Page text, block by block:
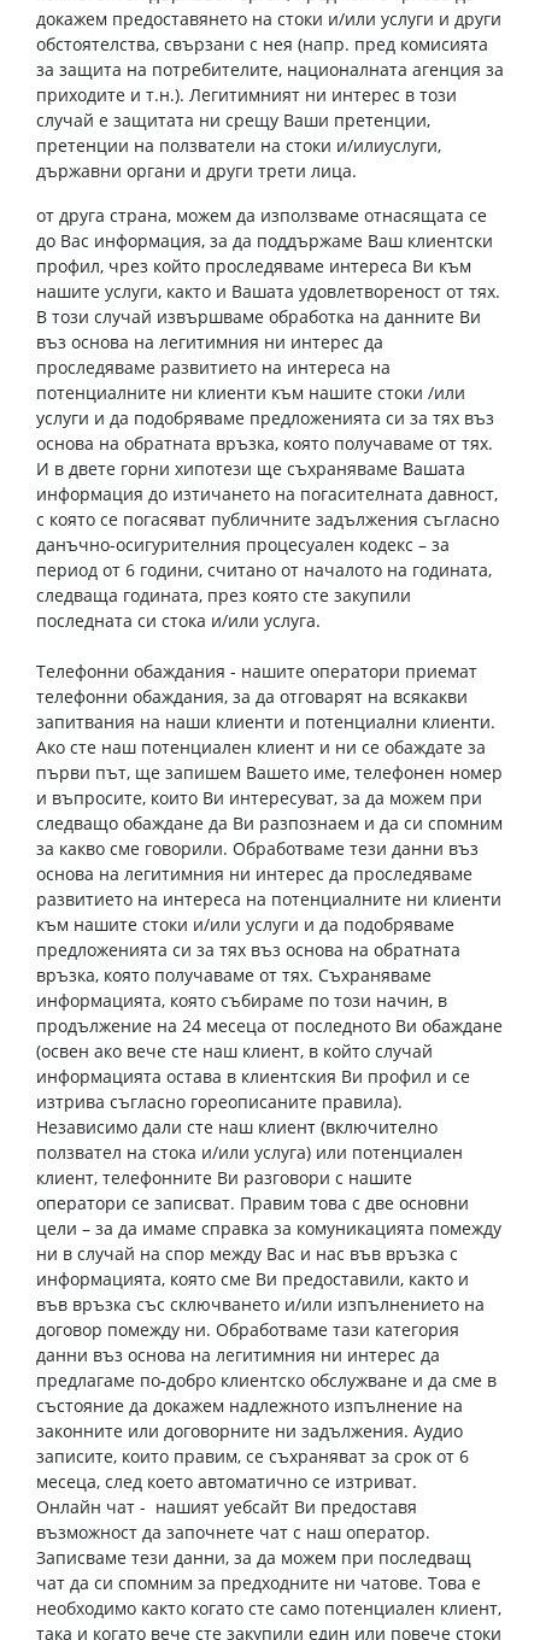
докажем предоставянето на стоки и/или услуги и други
обстоятелства, свързани с нея (напр. пред комисията
за защита на потребителите, националната агенция за
приходите и т.н.). Легитимният ни интерес в този
случай е защитата ни срещу Ваши претенции,
претенции на ползватели на стоки и/илиуслуги,
държавни органи и други трети лица.
от друга страна, можем да използваме отнасящата се
до Вас информация, за да поддържаме Ваш клиентски
профил, чрез който проследяваме интереса Ви към
нашите услуги, както и Вашата удовлетвореност от тях.
В този случай извършваме обработка на данните Ви
въз основа на легитимния ни интерес да
проследяваме развитието на интереса на
потенциалните ни клиенти към нашите стоки /или
услуги и да подобряваме предложенията си за тях въз
основа на обратната връзка, която получаваме от тях.
И в двете горни хипотези ще съхраняваме Вашата
информация до изтичането на погасителната давност,
с която се погасяват публичните задължения съгласно
данъчно-осигурителния процесуален кодекс – за
период от 6 години, считано от началото на годината,
следваща годината, през която сте закупили
последната си стока и/или услуга.
Телефонни обаждания - нашите оператори приемат
телефонни обаждания, за да отговарят на всякакви
запитвания на наши клиенти и потенциални клиенти.
Ако сте наш потенциален клиент и ни се обаждате за
първи път, ще запишем Вашето име, телефонен номер
и въпросите, които Ви интересуват, за да можем при
следващо обаждане да Ви разпознаем и да си спомним
за какво сме говорили. Обработваме тези данни въз
основа на легитимния ни интерес да проследяваме
развитието на интереса на потенциалните ни клиенти
към нашите стоки и/или услуги и да подобряваме
предложенията си за тях въз основа на обратната
връзка, която получаваме от тях. Съхраняваме
информацията, която събираме по този начин, в
продължение на 24 месеца от последното Ви обаждане
(освен ако вече сте наш клиент, в който случай
информацията остава в клиентския Ви профил и се
изтрива съгласно гореописаните правила).
Независимо дали сте наш клиент (включително
ползвател на стока и/или услуга) или потенциален
клиент, телефонните Ви разговори с нашите
оператори се записват. Правим това с две основни
цели – за да имаме справка за комуникацията помежду
ни в случай на спор между Вас и нас във връзка с
информацията, която сме Ви предоставили, както и
във връзка със сключването и/или изпълнението на
договор помежду ни. Обработваме тази категория
данни въз основа на легитимния ни интерес да
предлагаме по-добро клиентско обслужване и да сме в
състояние да докажем надлежното изпълнение на
законните или договорните ни задължения. Аудио
записите, които правим, се съхраняват за срок от 6
месеца, след което автоматично се изтриват.
Онлайн чат - нашият уебсайт Ви предоставя
възможност да започнете чат с наш оператор.
Записваме тези данни, за да можем при последващ
чат да си спомним за предходните ни чатове. Това е
необходимо както когато сте само потенциален клиент,
така и когато вече сте закупили един или повече стоки